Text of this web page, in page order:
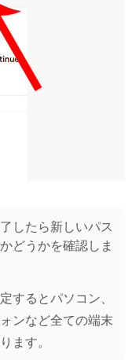
したら新しいパス
どうかを確認しま
するとパソコン、
ンなど全ての端末
ます。